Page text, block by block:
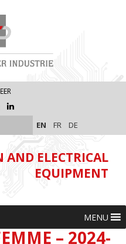
EN FR DE
ELECTRICAL
EQUIPMENT
MENU
– 2024-